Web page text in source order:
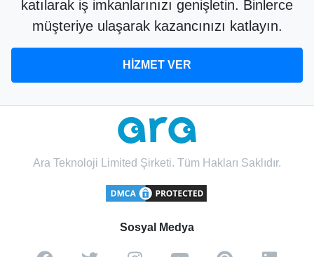
katılarak iş imkanlarınızı genişletin. Binlerce
müşteriye ulaşarak kazancınızı katlayın.
HİZMET VER
Ara Teknoloji Limited Şirketi. Tüm Hakları Saklıdır.
Sosyal Medya